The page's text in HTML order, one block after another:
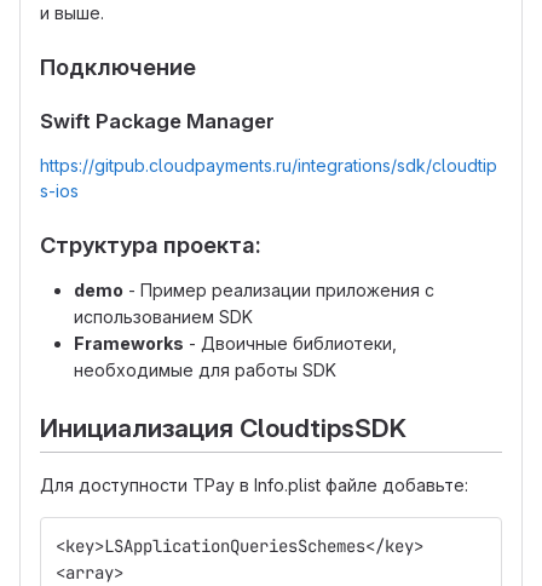
и выше.
Подключение
Swift Package Manager
https://gitpub.cloudpayments.ru/integrations/sdk/cloudtip
s-ios
Структура проекта:
demo - Пример реализации приложения с
использованием SDK
Frameworks - Двоичные библиотеки,
необходимые для работы SDK
Инициализация CloudtipsSDK
Для доступности TPay в Info.plist файле добавьте:
<key>LSApplicationQueriesSchemes</key>
<array>